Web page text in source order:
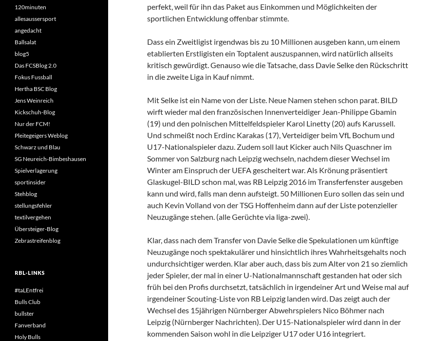
perfekt, weil für ihn das Paket aus Einkommen und Möglichkeiten der
sportlichen Entwicklung offenbar stimmte.
Dass ein Zweitligist irgendwas bis zu 10 Millionen ausgeben kann, um einem
etablierten Erstligisten ein Toptalent auszuspannen, wird natürlich allseits
kritisch gewürdigt. Genauso wie die Tatsache, dass Davie Selke den Rückschritt
in die zweite Liga in Kauf nimmt.
Mit Selke ist ein Name von der Liste. Neue Namen stehen schon parat. BILD
wirft wieder mal den französischen Innenverteidiger Jean-Philippe Gbamin
(19) und den polnischen Mittelfeldspieler Karol Linetty (20) aufs Karussell.
Und schmeißt noch Erdinc Karakas (17), Verteidiger beim VfL Bochum und
U17-Nationalspieler dazu. Zudem soll laut Kicker auch Nils Quaschner im
Sommer von Salzburg nach Leipzig wechseln, nachdem dieser Wechsel im
Winter am Einspruch der UEFA gescheitert war. Als Krönung präsentiert
Glaskugel-BILD schon mal, was RB Leipzig 2016 im Transferfenster ausgeben
kann und wird, falls man denn aufsteigt. 50 Millionen Euro sollen das sein und
auch Kevin Volland von der TSG Hoffenheim dann auf der Liste potenzieller
Neuzugänge stehen. (alle Gerüchte via liga-zwei).
Klar, dass nach dem Transfer von Davie Selke die Spekulationen um künftige
Neuzugänge noch spektakulärer und hinsichtlich ihres Wahrheitsgehalts noch
undurchsichtiger werden. Klar aber auch, dass bis zum Alter von 21 so ziemlich
jeder Spieler, der mal in einer U-Nationalmannschaft gestanden hat oder sich
früh bei den Profis durchsetzt, tatsächlich in irgendeiner Art und Weise mal auf
irgendeiner Scouting-Liste von RB Leipzig landen wird. Das zeigt auch der
Wechsel des 15jährigen Nürnberger Abwehrspielers Nico Böhmer nach
Leipzig (Nürnberger Nachrichten). Der U15-Nationalspieler wird dann in der
kommenden Saison wohl in die Leipziger U17 oder U16 integriert.
120minuten
allesaussersport
angedacht
Ballsalat
blog5
Das FCSBlog 2.0
Fokus Fussball
Hertha BSC Blog
Jens Weinreich
Kickschuh-Blog
Nur der FCM!
Pleitegeigers Weblog
Schwarz und Blau
SG Neureich-Bimbeshausen
Spielverlagerung
sportinsider
Stehblog
stellungsfehler
textilvergehen
Übersteiger-Blog
Zebrastreifenblog
RBL-LINKS
#taLEntfrei
Bulls Club
bullster
Fanverband
Holy Bulls